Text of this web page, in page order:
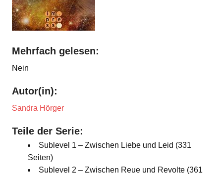
Mehrfach gelesen:
Nein
Autor(in):
Sandra Hörger
Teile der Serie:
Sublevel 1 – Zwischen Liebe und Leid (331
Seiten)
Sublevel 2 – Zwischen Reue und Revolte (361